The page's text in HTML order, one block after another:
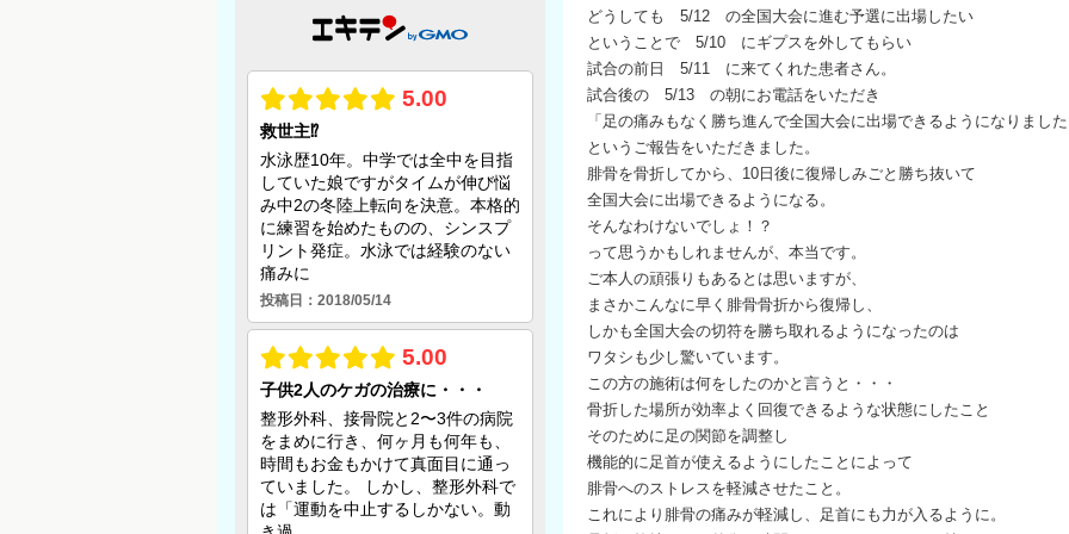
どうしても 5/12 の全国大会に進む予選に出場したい
ということで 5/10 にギプスを外してもらい
試合の前日 5/11 に来てくれた患者さん。
試合後の 5/13 の朝にお電話をいただき
「足の痛みもなく勝ち進んで全国大会に出場できるようになりまし
というご報告をいただきました。
腓骨を骨折してから、10日後に復帰しみごと勝ち抜いて
全国大会に出場できるようになる。
そんなわけないでしょ！？
って思うかもしれませんが、本当です。
ご本人の頑張りもあるとは思いますが、
まさかこんなに早く腓骨骨折から復帰し、
しかも全国大会の切符を勝ち取れるようになったのは
ワタシも少し驚いています。
この方の施術は何をしたのかと言うと・・・
骨折した場所が効率よく回復できるような状態にしたこと
そのために足の関節を調整し
機能的に足首が使えるようにしたことによって
腓骨へのストレスを軽減させたこと。
これにより腓骨の痛みが軽減し、足首にも力が入るように。